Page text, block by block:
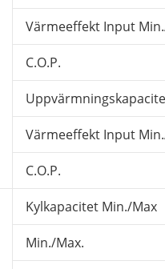
Värmeeffekt Input
C.O.P.
Värmeeffekt Input
C.O.P.
Kylkapacitet Min./Max
Min./Max.